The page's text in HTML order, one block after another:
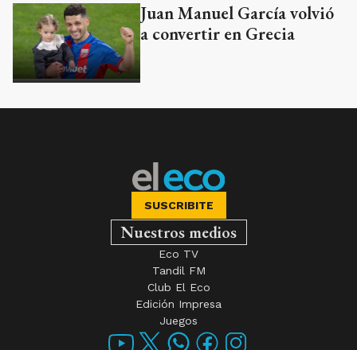
Juan Manuel García volvió
a convertir en Grecia
SUSCRIBITE
Nuestros medios
Eco TV
Tandil FM
Club El Eco
Edición Impresa
Juegos